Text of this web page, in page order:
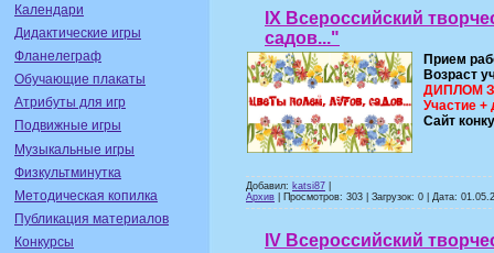
Календари
Дидактические игры
Фланелеграф
Обучающие плакаты
Атрибуты для игр
Подвижные игры
Музыкальные игры
Физкультминутка
Методическая копилка
Публикация материалов
Конкурсы
IX Всероссийский
садов..."
Прием
Возраст
ДИПЛОМ
Участие +
Сайт
Добавил: katsi87
Архив | Просмотров: 303 | Загрузок: 0 | Дата:
IV Всероссийский